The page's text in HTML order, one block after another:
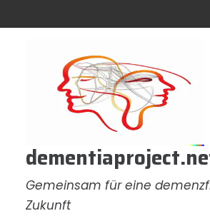
Gemeinsam für eine
Zukunft